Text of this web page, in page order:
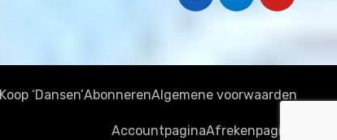
Koop ‘Dansen’AbonnerenAlgemene voorwaarden
AccountpaginaAfrekenpagina